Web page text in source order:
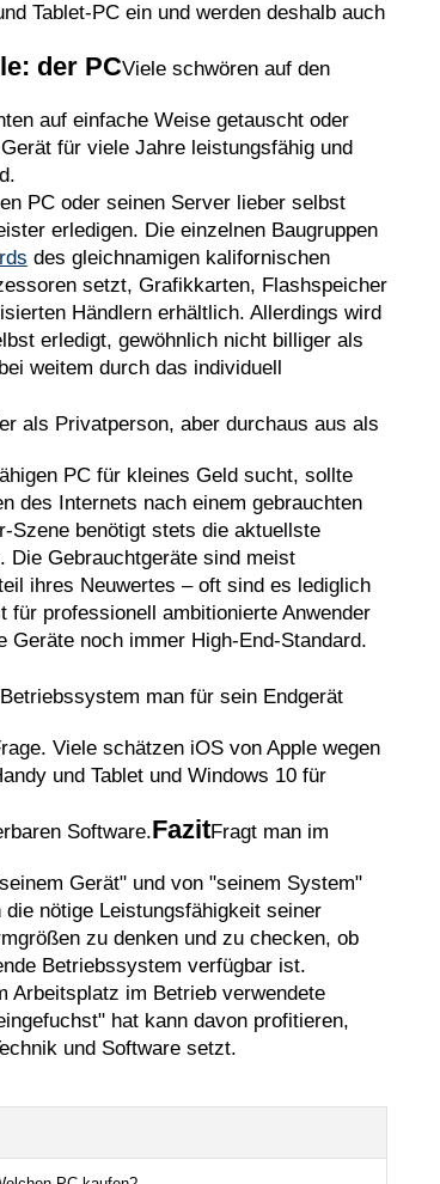
Tablet-PC ein und werden deshalb auch
der PCViele schwören auf den
auf einfache Weise getauscht oder
für viele Jahre leistungsfähig und
PC oder seinen Server lieber selbst
erledigen. Die einzelnen Baugruppen
des gleichnamigen kalifornischen
setzt, Grafikkarten, Flashspeicher
Händlern erhältlich. Allerdings wird
erledigt, gewöhnlich nicht billiger als
weitem durch das individuell
als Privatperson, aber durchaus aus als
PC für kleines Geld sucht, sollte
des Internets nach einem gebrauchten
Szene benötigt stets die aktuellste
Die Gebrauchtgeräte sind meist
ihres Neuwertes – oft sind es lediglich
professionell ambitionierte Anwender
Geräte noch immer High-End-Standard.
man für sein Endgerät
Viele schätzen iOS von Apple wegen
und Tablet und Windows 10 für
Software.FazitFragt man im
Gerät" und von "seinem System"
nötige Leistungsfähigkeit seiner
zu denken und zu checken, ob
Betriebssystem verfügbar ist.
Arbeitsplatz im Betrieb verwendete
hat kann davon profitieren,
und Software setzt.